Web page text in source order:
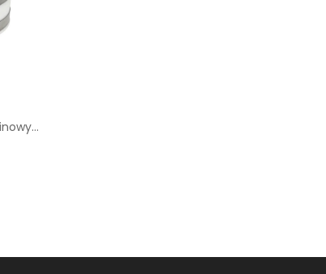
Adapter powietrzno - spalinowy 60/100 mm biały SPIROFLEX